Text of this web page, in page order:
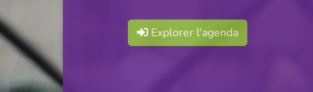
Explorer l'agenda